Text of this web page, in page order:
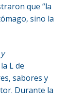
que “la
sino la
L de
sabores y
Durante la